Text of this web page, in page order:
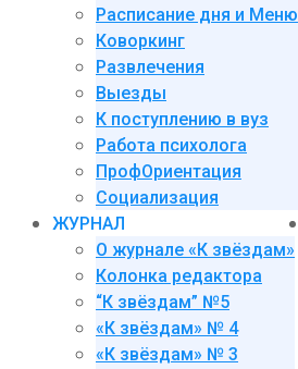
Расписание дня и Меню
Коворкинг
Развлечения
Выезды
К поступлению в вуз
Работа психолога
ПрофОриентация
Социализация
ЖУРНАЛ
О журнале «К звёздам»
Колонка редактора
“К звёздам” №5
«К звёздам» № 4
«К звёздам» № 3